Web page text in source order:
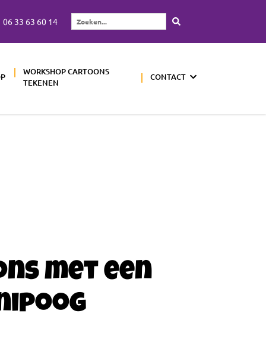
06 33 63 60 14
Zoeken...
WORKSHOP CARTOONS
TEKENEN
CONTACT
met een